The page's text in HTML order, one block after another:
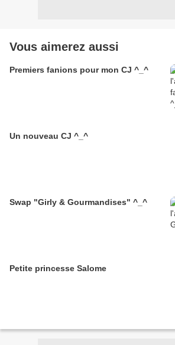
Vous aimerez aussi
Premiers fanions pour mon CJ ^_^
Un nouveau CJ ^_^
Swap "Girly & Gourmandises" ^_^
Petite princesse Salome